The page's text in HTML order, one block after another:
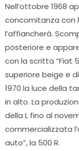
Nell’ottobre 1968
concomitanza con
l’affiancherà.
posteriore e
con la scritta “Fiat
superiore beige e
1970 la luce della
in alto. La
della L fino al
commercializzata
auto”, la 500 R.